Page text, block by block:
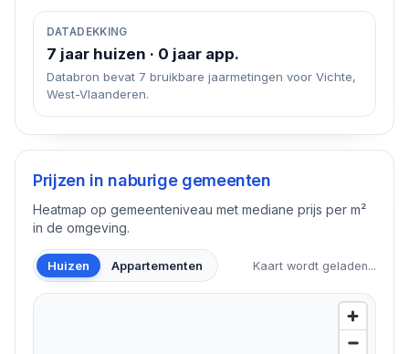
DATADEKKING
7 jaar huizen · 0 jaar app.
Databron bevat 7 bruikbare jaarmetingen voor Vichte,
West-Vlaanderen.
Prijzen in naburige gemeenten
Heatmap op gemeenteniveau met mediane prijs per m²
in de omgeving.
Huizen Appartementen Kaart wordt geladen...